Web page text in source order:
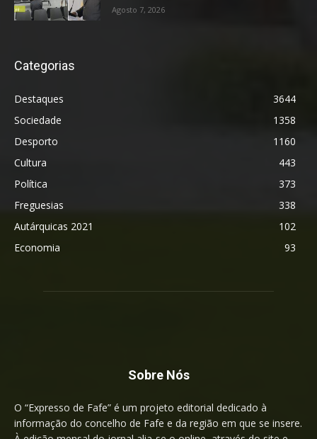
Agosto 7, 2026
Categorias
Destaques
3644
Sociedade
1358
Desporto
1160
Cultura
443
Política
373
Freguesias
338
Autárquicas 2021
102
Economia
93
Sobre Nós
O “Expresso de Fafe” é um projeto editorial dedicado à
informação do concelho de Fafe e da região em que se insere.